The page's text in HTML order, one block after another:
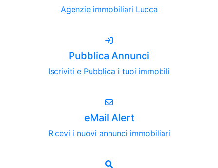
Agenzie immobiliari Lucca
Pubblica Annunci
Iscriviti e Pubblica i tuoi immobili
eMail Alert
Ricevi i nuovi annunci immobiliari